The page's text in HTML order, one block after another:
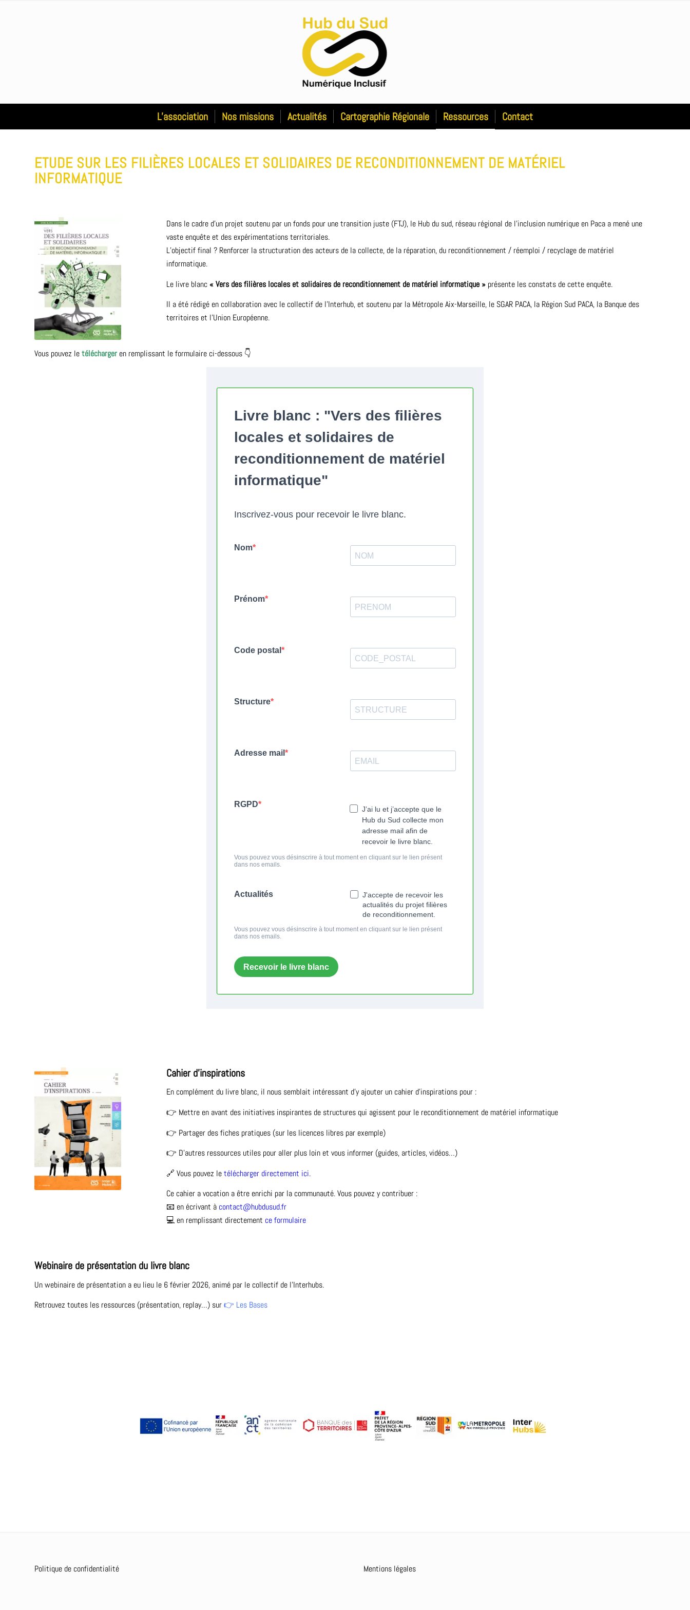
L’association Nos missions Actualités Cartographie Régionale Ressources Contact
ETUDE SUR LES FILIÈRES LOCALES ET SOLIDAIRES DE RECONDITIONNEMENT DE MATÉRIEL
INFORMATIQUE
Dans le cadre d’un projet soutenu par un fonds pour une transition juste (FTJ), le Hub du sud, réseau régional de l’inclusion numérique en Paca a mené une
vaste enquête et des expérimentations territoriales.
L’objectif final ? Renforcer la structuration des acteurs de la collecte, de la réparation, du reconditionnement / réemploi / recyclage de matériel
informatique.
Le livre blanc« Vers des filières locales et solidaires de reconditionnement de matériel informatique » présente les constats de cette enquête.
Il a été rédigé en collaboration avec le collectif de l’Interhub, et soutenu par la Métropole Aix-Marseille, le SGAR PACA, la Région Sud PACA, la Banque des
territoires et l’Union Européenne.
Vous pouvez letélécharger en remplissant le formulaire ci-dessous 👇
Cahier d’inspirations
En complément du livre blanc, il nous semblait intéressant d’y ajouter un cahier d’inspirations pour :
👉 Mettre en avant des initiatives inspirantes de structures qui agissent pour le reconditionnement de matériel informatique
👉 Partager des fiches pratiques (sur les licences libres par exemple)
👉 D’autres ressources utiles pour aller plus loin et vous informer (guides, articles, vidéos…)
🔗 Vous pouvez letélécharger directement ici.
Ce cahier a vocation a être enrichi par la communauté. Vous pouvez y contribuer :
📧 en écrivant à contact@hubdusud.fr
💻 en remplissant directement ce formulaire
Webinaire de présentation du livre blanc
Un webinaire de présentation a eu lieu le 6 février 2026, animé par le collectif de l’Interhubs.
Retrouvez toutes les ressources (présentation, replay…) sur👉 Les Bases
Politique de confidentialité Mentions légales